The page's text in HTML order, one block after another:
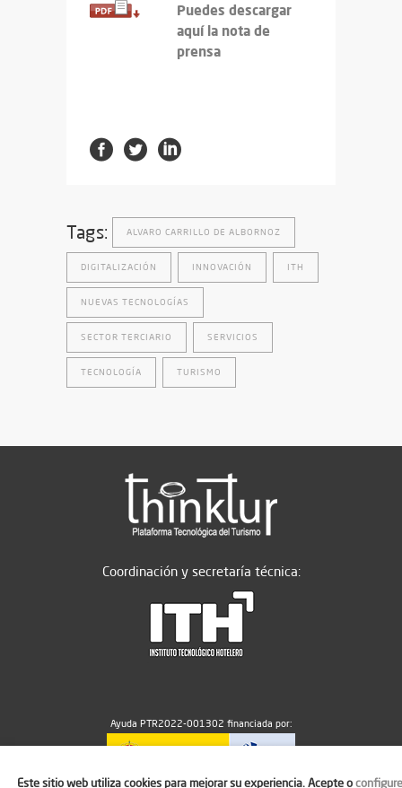
Puedes descargar
aquí la nota de
prensa
Tags: ALVARO CARRILLO DE ALBORNOZ
DIGITALIZACIÓN INNOVACIÓN ITH
NUEVAS TECNOLOGÍAS
SECTOR TERCIARIO SERVICIOS
TECNOLOGÍA TURISMO
Coordinación y secretaría técnica:
Ayuda PTR2022-001302 financiada por:
Este sitio web utiliza cookies para mejorar su experiencia. Acepte oconfigure